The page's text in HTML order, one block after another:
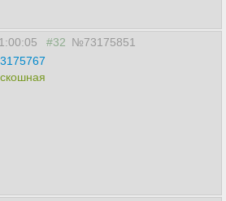
#32 №73175851